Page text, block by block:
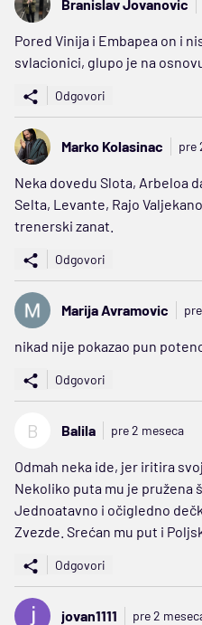
Branislav Jovanovic
Pored Vinija i Embapea on i
svlacionici, glupo je na
Odgovori
Marko Kolasinac pre
Neka dovedu Slota, Arbeloa
Selta, Levante, Rajo
trenerski zanat.
Odgovori
Marija Avramovic
nikad nije pokazao pun
Odgovori
B Balila pre 2 meseca
Odmah neka ide, jer iritira
Nekoliko puta mu je pružena
Jednoatavno i očigledno
Zvezde. Srećan mu put i
Odgovori
jovan1111 pre 2